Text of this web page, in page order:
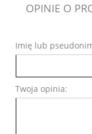
OPINIE O
Imię lub
Twoja opinia: